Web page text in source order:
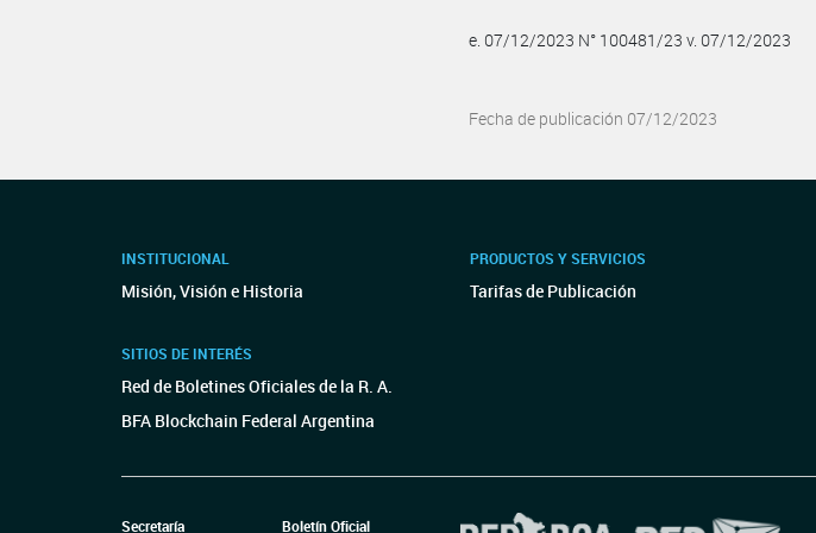
e. 07/12/2023 N° 100481/23 v. 07/12/2023
Fecha de publicación 07/12/2023
INSTITUCIONAL
Misión, Visión e Historia
SITIOS DE INTERÉS
Red de Boletines Oficiales de la R. A.
BFA Blockchain Federal Argentina
PRODUCTOS Y SERVICIOS
Tarifas de Publicación
Secretaría Boletín Oficial